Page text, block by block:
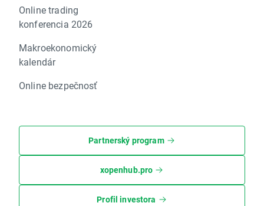
Online trading
konferencia 2026
Makroekonomický
kalendár
Online bezpečnosť
Partnerský program
xopenhub.pro
Profil investora